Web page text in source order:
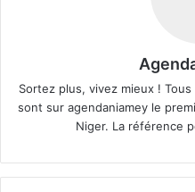
Sortez plus, vivez mieux !
sont sur agendaniamey le
Niger. La référence